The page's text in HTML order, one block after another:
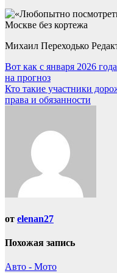
Михаил Переходько
Навигация
по
записям
Вот как с января 2026
на прогноз
Кто такие участники
права и обязанности
от elenan27
Похожая запись
Авто - Мото